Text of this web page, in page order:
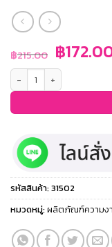
฿215.00 Original
price
was:
฿
จำนวน รีฟิล - อินแฟนท์ กิฟฟ
รหัสสินค้า:31502
หมวดหมู่:ผลิตภัณฑ์ความง